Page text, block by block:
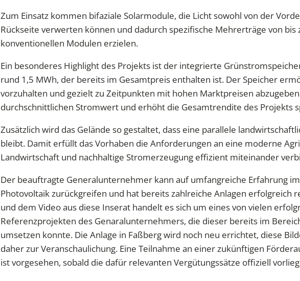
Zum Einsatz kommen bifaziale Solarmodule, die Licht sowohl von der
Rückseite verwerten können und dadurch spezifische Mehrerträge von bis
konventionellen Modulen erzielen.
Ein besonderes Highlight des Projekts ist der integrierte
rund 1,5 MWh, der bereits im Gesamtpreis enthalten ist. Der Speicher
vorzuhalten und gezielt zu Zeitpunkten mit hohen Marktpreisen
durchschnittlichen Stromwert und erhöht die Gesamtrendite des Projekts
Zusätzlich wird das Gelände so gestaltet, dass eine parallele
bleibt. Damit erfüllt das Vorhaben die Anforderungen an eine moderne
Landwirtschaft und nachhaltige Stromerzeugung effizient miteinander
Der beauftragte Generalunternehmer kann auf umfangreiche Erfahrung
Photovoltaik zurückgreifen und hat bereits zahlreiche Anlagen erfolgreich
und dem Video aus diese Inserat handelt es sich um eines von vielen
Referenzprojekten des Genaralunternehmers, die dieser bereits im
umsetzen konnte. Die Anlage in Faßberg wird noch neu errichtet, diese
daher zur Veranschaulichung. Eine Teilnahme an einer zukünftigen
ist vorgesehen, sobald die dafür relevanten Vergütungssätze offiziell